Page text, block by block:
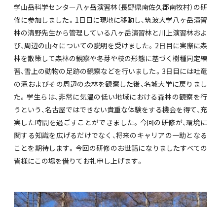
学山岳科学センター八ヶ岳演習林（長野県南佐久郡南牧村）の研
修に参加しました。1日目に現地に移動し、筑波大学八ヶ岳演習
林の清野先生から管理している八ヶ岳演習林と川上演習林およ
び、周辺の山々についての説明を受けました。2日目に実際に森
林を散策して森林の観察や冬芽や枝の形態に基づく樹種同定練
習、雪上の動物の足跡の観察などを行いました。3日目には吐竜
の滝およびその周辺の森林を観察した後、名城大学に戻りまし
た。学生らは、非常に気温の低い地域における森林の観察を行
うという、名古屋ではできない貴重な体験をする機会を得て、充
実した時間を過ごすことができました。今回の研修が、環境に
関する知識を広げるだけでなく、将来のキャリアの一助となる
ことを期待します。今回の研修のお世話になりましたすべての
皆様にこの場を借りてお礼申し上げます。